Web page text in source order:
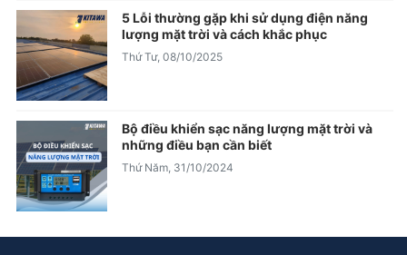
5 Lỗi thường gặp khi sử dụng điện năng
lượng mặt trời và cách khắc phục
Thứ Tư, 08/10/2025
Bộ điều khiển sạc năng lượng mặt trời và
những điều bạn cần biết
Thứ Năm, 31/10/2024